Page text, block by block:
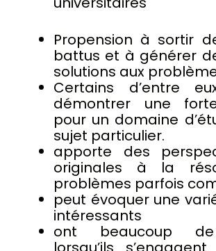
Propension à sortir
battus et à générer
solutions aux
Certains d’entre
démontrer une
pour un domaine
sujet particulier.
apporte des
originales à la
problèmes parfois
peut évoquer une
intéressants
ont beaucoup